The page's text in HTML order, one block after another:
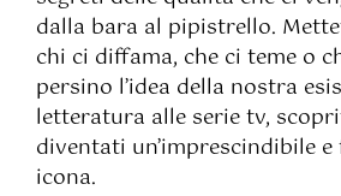
dalla bara al pipistrello.
chi ci diffama, che ci teme o
persino l’idea della nostra
letteratura alle serie tv,
diventati un’imprescindibile
icona.